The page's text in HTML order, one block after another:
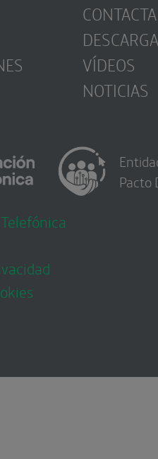
CONTACTA
VÍDEOS
NOTICIAS
Pacto